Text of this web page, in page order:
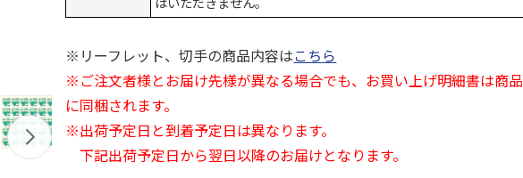
※リーフレット、切手の商品内容はこちら
※ご注文者様とお届け先様が異なる場合でも、お買い上げ明細書は商品
に同梱されます。
※出荷予定日と到着予定日は異なります。
下記出荷予定日から翌日以降のお届けとなります。